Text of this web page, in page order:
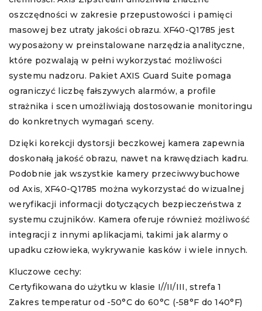
oszczędności w zakresie przepustowości i pamięci
masowej bez utraty jakości obrazu. XF40-Q1785 jest
wyposażony w preinstalowane narzędzia analityczne,
które pozwalają w pełni wykorzystać możliwości
systemu nadzoru. Pakiet AXIS Guard Suite pomaga
ograniczyć liczbę fałszywych alarmów, a profile
strażnika i scen umożliwiają dostosowanie monitoringu
do konkretnych wymagań sceny.
Dzięki korekcji dystorsji beczkowej kamera zapewnia
doskonałą jakość obrazu, nawet na krawędziach kadru.
Podobnie jak wszystkie kamery przeciwwybuchowe
od Axis, XF40-Q1785 można wykorzystać do wizualnej
weryfikacji informacji dotyczących bezpieczeństwa z
systemu czujników. Kamera oferuje również możliwość
integracji z innymi aplikacjami, takimi jak alarmy o
upadku człowieka, wykrywanie kasków i wiele innych.
Kluczowe cechy:
Certyfikowana do użytku w klasie I//II/III, strefa 1
Zakres temperatur od -50°C do 60°C (-58°F do 140°F)